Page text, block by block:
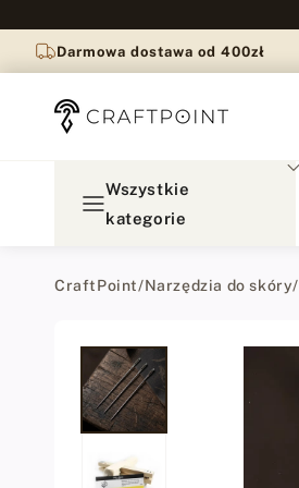
Darmowa dostawa od 400zł
Wszystkie
kategorie
CraftPoint/Narzędzia do skóry/
do
produkcie